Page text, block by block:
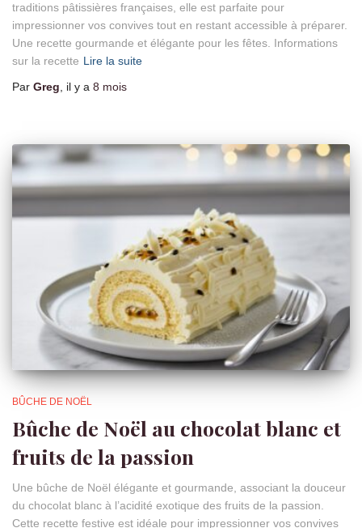
traditions pâtissières françaises, elle est parfaite pour
impressionner vos convives tout en restant accessible à préparer.
Une recette gourmande et élégante pour les fêtes. Informations
sur la recette Lire la suite
Par Greg , il y a 8 mois
BÛCHE DE NOËL
Bûche de Noël au chocolat blanc et
fruits de la passion
Une bûche de Noël élégante et gourmande, associant la douceur
du chocolat blanc à l’acidité exotique des fruits de la passion.
Cette recette festive est idéale pour impressionner vos convives